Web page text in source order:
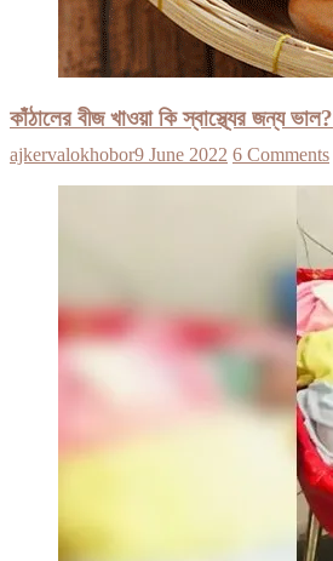
কাঁঠালের বীজ খাওয়া কি স্বাস্থ্যের জন্য ভাল?
ajkervalokhobor9 June 2022 6 Comments